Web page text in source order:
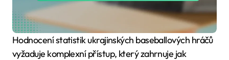
Hodnocení statistik ukrajinských baseballových hráčů
vyžaduje komplexní přístup, který zahrnuje jak